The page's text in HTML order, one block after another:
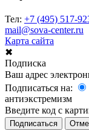
Тел: +7 (495) 517-
mail@sova-center.ru
Карта сайта
✖
Подписка
Ваш адрес
Подписаться на:
антиэкстремизм
Введите код с
Подписаться